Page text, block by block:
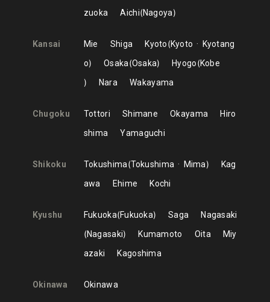
zuoka
Aichi Nagoya
Kansai Mie Shiga Kyoto Kyoto
Kyotang
o
Osaka Osaka Hyogo Kobe
Nara
Wakayama
Chugoku Tottori Shimane Okayama
Hiro
shima
Yamaguchi
Shikoku Tokushima Tokushima Mima
Kag
awa
Ehime Kochi
Kyushu Fukuoka Fukuoka Saga
Nagasaki
Nagasaki
Kumamoto Oita
Miy
azaki
Kagoshima
Okinawa Okinawa